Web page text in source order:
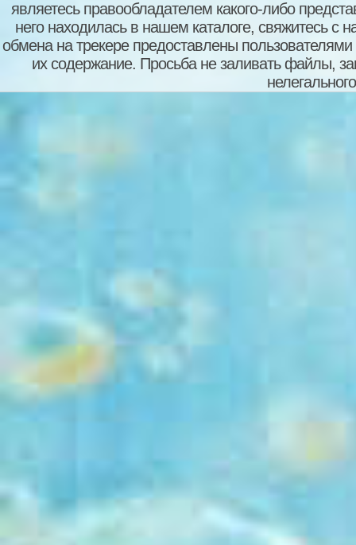
являетесь правообладателем какого-либо
него находилась в нашем каталоге, свяжитесь
обмена на трекере предоставлены пользователями
их содержание. Просьба не заливать файлы,